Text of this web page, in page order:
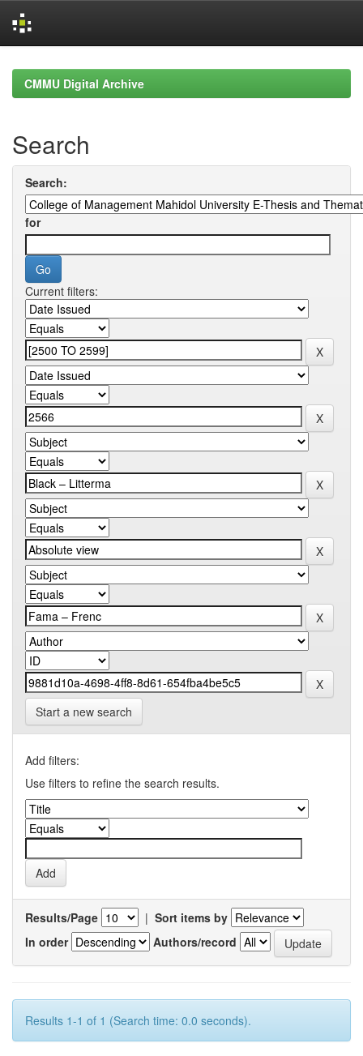
navigationCMMU Digital Archive
Search
Search:
for
Current filters:
Start a new search
Add filters:
Use filters to refine the search results.
Results/Page | Sort items by
In order
Authors/record
Results 1-1 of 1 (Search time: 0.0 seconds).